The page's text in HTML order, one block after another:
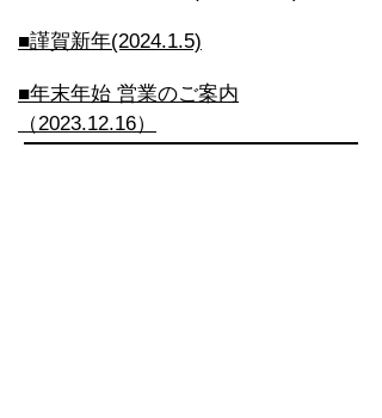
​■謹賀新年(2024.1.5)
■年末年始 営業のご案内
（2023.12.16）​